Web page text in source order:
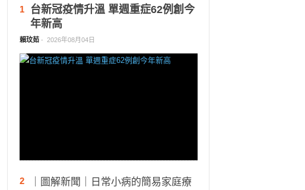
1
台新冠疫情升溫 單週重症62例創今
年新高
賴玟茹 - 2026年08月04日
2
｜圖解新聞｜日常小病的簡易家庭療